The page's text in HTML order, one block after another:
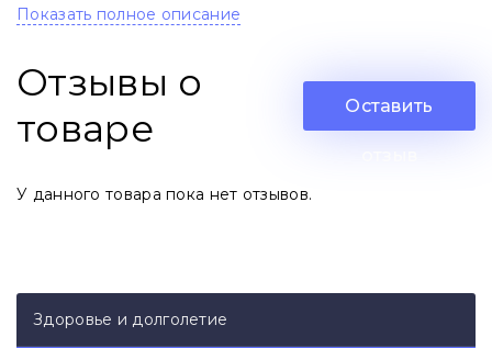
Здоровье и долголетие
заметить, что эпидермис очень тонок и способен
частички, снабженные микроэлементами, без труда
попадают внутрь, приводя в порядок как кожу, так и
весь организм в целом.
способствует снятию воспалительных процессов,
успокаивает перед сном;
способствует снятию кашля и воспалительных
Показать полное описание
Отзывы о
товаре
Оставить
У данного товара пока нет отзывов.